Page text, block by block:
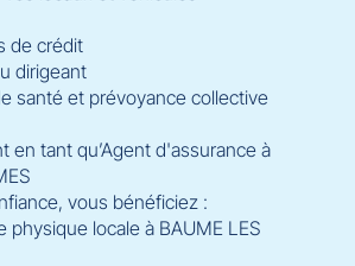
de crédit
dirigeant
santé et prévoyance collective
en tant qu’Agent d'assurance à
vous bénéficiez :
physique locale à BAUME LES